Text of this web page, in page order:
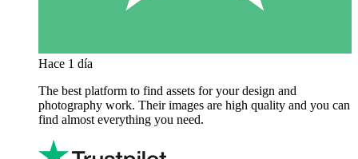
Hace 1 día
The best platform to find assets for your design and
photography work. Their images are high quality and you can
find almost everything you need.